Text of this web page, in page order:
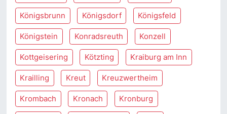
Königsbrunn Königsdorf Königsfeld
Königstein Konradsreuth Konzell
Kottgeisering Kötzting Kraiburg am Inn
Krailling Kreut Kreuzwertheim
Krombach Kronach Kronburg